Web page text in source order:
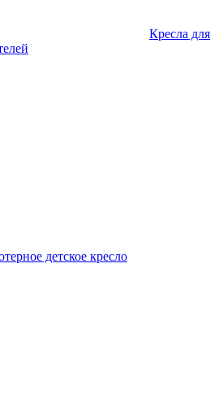
Кресла для
детское кресло